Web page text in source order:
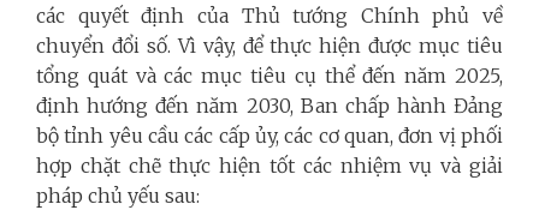
các quyết định của Thủ tướng Chính phủ về
chuyển đổi số. Vì vậy, để thực hiện được mục tiêu
tổng quát và các mục tiêu cụ thể đến năm 2025,
định hướng đến năm 2030, Ban chấp hành Đảng
bộ tỉnh yêu cầu các cấp ủy, các cơ quan, đơn vị phối
hợp chặt chẽ thực hiện tốt các nhiệm vụ và giải
pháp chủ yếu sau: